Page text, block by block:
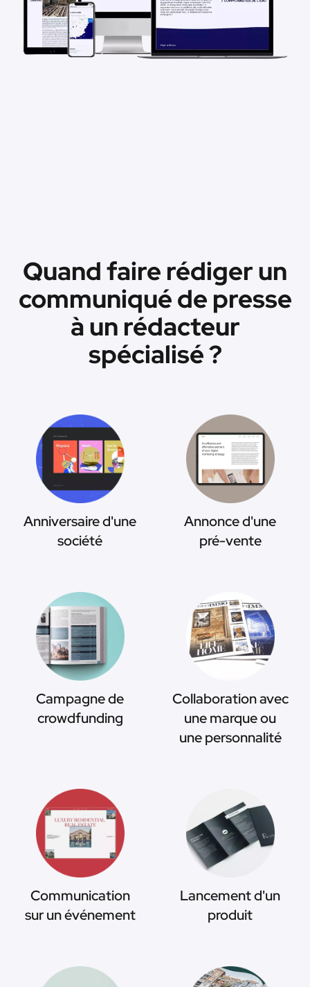
Quand faire rédiger un
communiqué de presse
à un rédacteur
spécialisé ?
Anniversaire d'une
société
Annonce d'une
pré-vente
Campagne de
crowdfunding
Collaboration avec
une marque ou
une personnalité
Communication
sur un événement
Lancement d'un
produit